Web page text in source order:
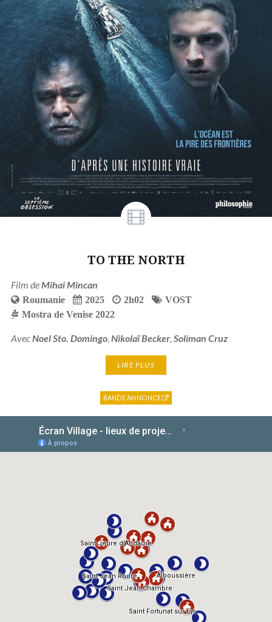
TO THE NORTH
Film de Mihai Mincan
Roumanie 2025 2h02
VOST
Mostra de Venise 2022
Avec Noel Sto. Domingo, Nikolaï Becker, Soliman Cruz
LIRE PLUS
BANDE ANNONCE